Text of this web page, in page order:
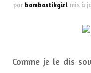
par bombastikgirl mis à
Comme je le dis